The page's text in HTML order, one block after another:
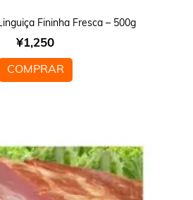
Fininha Fresca – 500g
¥1,250
COMPRAR